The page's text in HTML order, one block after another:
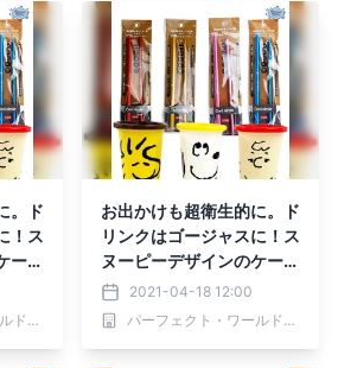
。ド
！ス
ース
新
パーフェクト・ワールド株式会社
お出かけも超衛生的に。ド
リンクはゴージャスに！ス
ヌーピーデザインのケース
付きアルミ製ストローに新
色。
2021-04-18 12:00
パーフェクト・ワールド株式会社